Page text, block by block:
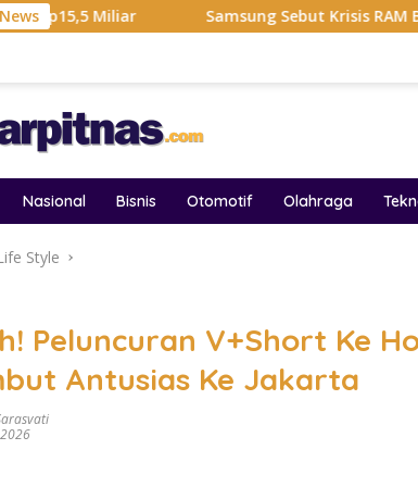
Samsung Sebut Krisis RAM Berencana
Nasional Bisnis Otomotif Olahraga
Style
Peluncuran V+Short Ke
Antusias Ke Jakarta